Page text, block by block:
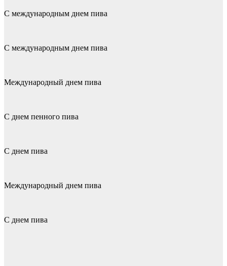
С международным днем пива
С международным днем пива
Международный днем пива
С днем пенного пива
С днем пива
Международный днем пива
С днем пива